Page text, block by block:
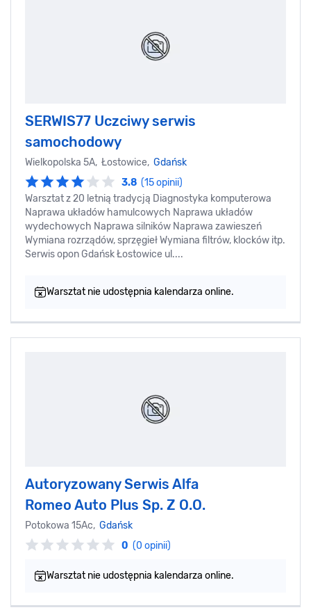
SERWIS77 Uczciwy serwis
samochodowy
Wielkopolska 5A, Łostowice, Gdańsk
3.8 (15 opinii)
Warsztat z 20 letnią tradycją Diagnostyka komputerowa
Naprawa układów hamulcowych Naprawa układów
wydechowych Naprawa silników Naprawa zawieszeń
Wymiana rozrządów, sprzęgieł Wymiana filtrów, klocków itp.
Serwis opon Gdańsk Łostowice ul....
Warsztat nie udostępnia kalendarza online.
Autoryzowany Serwis Alfa
Romeo Auto Plus Sp. Z O.O.
Potokowa 15Ac, Gdańsk
0 (0 opinii)
Warsztat nie udostępnia kalendarza online.